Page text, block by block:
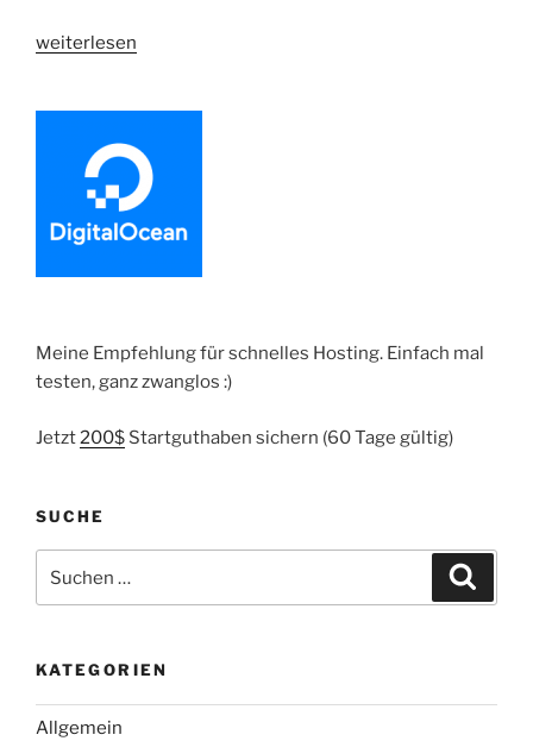
„Komplettes
Digital
Rancher
Part
3“
weiterlesen
Meine Empfehlung für schnelles Hosting. Einfach mal
testen, ganz zwanglos :)
Jetzt200$ Startguthaben sichern (60 Tage gültig)
SUCHE
nach:
KATEGORIEN
Allgemein